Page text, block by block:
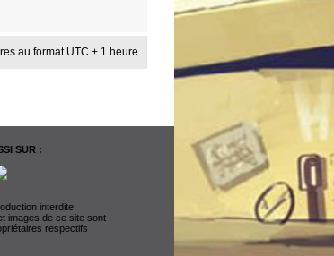
au format UTC + 1 heure
SUR :
interdite
images de ce site sont
respectifs